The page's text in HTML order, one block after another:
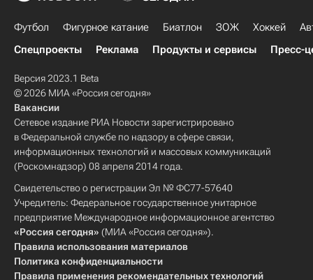
Футбол Фигурное катание Биатлон ЗОЖ Хоккей
Спецпроекты
Реклама Продукты и сервисы Пресс-
Версия 2023.1 Beta
© 2026 МИА «Россия сегодня»
Вакансии
Сетевое издание РИА Новости зарегистрировано
в Федеральной службе по надзору в сфере связи,
информационных технологий и массовых коммуникаций
(Роскомнадзор) 08 апреля 2014 года.
Свидетельство о регистрации Эл № ФС77-57640
Учредитель: Федеральное государственное унитарное
предприятие Международное информационное агентство
«Россия сегодня» (МИА «Россия сегодня»).
Правила использования материалов
Политика конфиденциальности
Правила применения рекомендательных технологий